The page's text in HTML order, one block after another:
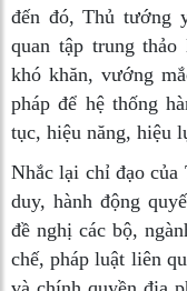
đến đó, Thủ tướng
quan tập trung
khó khăn, vướng
pháp để hệ thống
tục, hiệu năng, hiệu
Nhắc lại chỉ đạo
duy, hành động
đề nghị các bộ,
chế, pháp luật liên